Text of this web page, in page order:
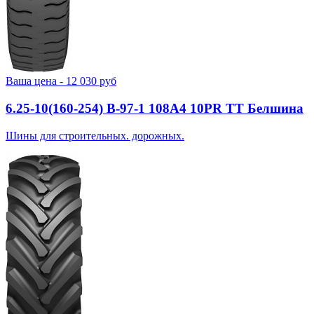
Ваша цена - 12 030 руб
6.25-10(160-254) В-97-1 108A4 10PR TT Белшина
Шины для строительных. дорожных.